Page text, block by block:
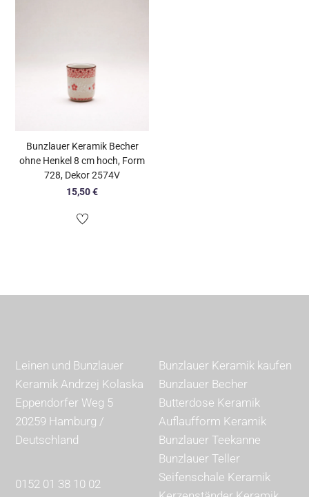
Bunzlauer Keramik Becher
ohne Henkel 8 cm hoch, Form
728, Dekor 2574V
15,50€
Leinen und Bunzlauer
Keramik Andrzej Kolaska
Eppendorfer Weg 5
20259 Hamburg /
Deutschland
0152 01 38 10 02
Bunzlauer Keramik kaufen
Bunzlauer Becher
Butterdose Keramik
Auflaufform Keramik
Bunzlauer Teekanne
Bunzlauer Teller
Seifenschale Keramik